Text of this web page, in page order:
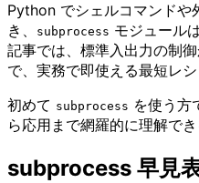
Python でシェルコマンドや
き、
subprocess モジュール
記事では、標準入出力の制
で、実務で即使える最短レ
初めて subprocess を使う方
ら応用まで網羅的に理解でき
subprocess 早見